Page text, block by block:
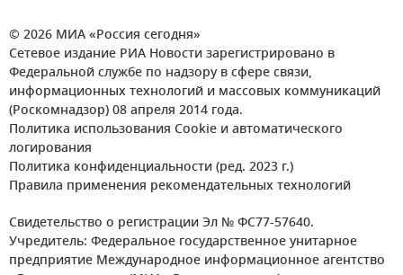
© 2026 МИА «Россия сегодня»
Сетевое издание РИА Новости зарегистрировано в
Федеральной службе по надзору в сфере связи,
информационных технологий и массовых коммуникаций
(Роскомнадзор) 08 апреля 2014 года.
Политика использования Cookie и автоматического
логирования
Политика конфиденциальности (ред. 2023 г.)
Правила применения рекомендательных технологий
Свидетельство о регистрации Эл № ФС77-57640.
Учредитель: Федеральное государственное унитарное
предприятие Международное информационное агентство